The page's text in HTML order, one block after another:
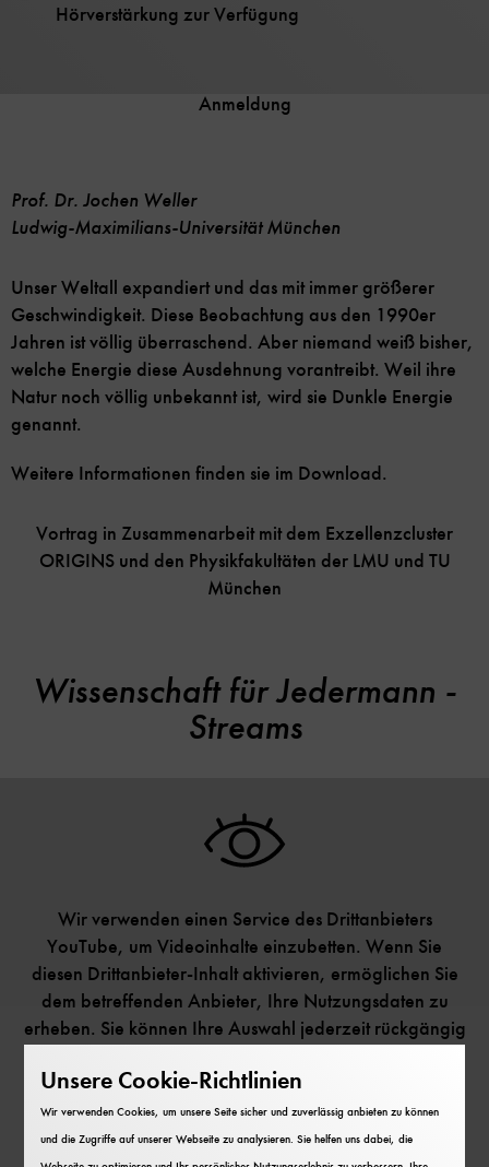
Hörverstärkung zur Verfügung
Anmeldung
Prof. Dr. Jochen Weller
Ludwig-Maximilians-Universität München
Unser Weltall expandiert und das mit immer größerer
Geschwindigkeit. Diese Beobachtung aus den 1990er
Jahren ist völlig überraschend. Aber niemand weiß bisher,
welche Energie diese Ausdehnung vorantreibt. Weil ihre
Natur noch völlig unbekannt ist, wird sie Dunkle Energie
genannt.
Weitere Informationen finden sie im Download.
Vortrag in Zusammenarbeit mit dem Exzellenzcluster
ORIGINS und den Physikfakultäten der LMU und TU
München
Wissenschaft für Jedermann -
Streams
Wir verwenden einen Service des Drittanbieters
YouTube, um Videoinhalte einzubetten. Wenn Sie
diesen Drittanbieter-Inhalt aktivieren, ermöglichen Sie
dem betreffenden Anbieter, Ihre Nutzungsdaten zu
erheben. Sie können Ihre Auswahl jederzeit rückgängig
Drittanbieter-Inhalten erhalten Sie in unserer
Datenschutzerklärung.
Datenschutzerklärung anzeigen
Unsere Cookie-Richtlinien
Wir verwenden Cookies, um unsere Seite sicher und zuverlässig anbieten zu können
und die Zugriffe auf unserer Webseite zu analysieren. Sie helfen uns dabei, die